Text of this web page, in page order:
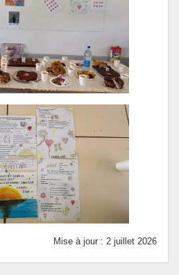
Mise à jour : 2 juillet 2026